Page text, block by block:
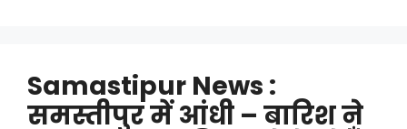
Samastipur News :
समस्तीपुर में आंधी – बारिश ने